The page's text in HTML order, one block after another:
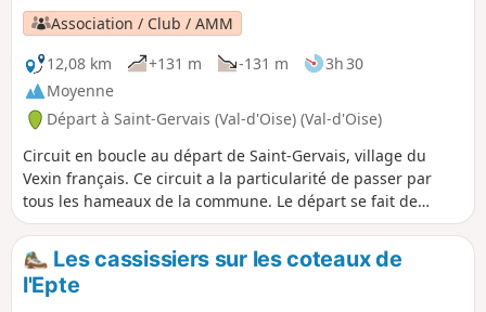
Association / Club / AMM
12,08 km
+131 m -131 m
3h 30
Moyenne
Départ à Saint-Gervais (Val-d'Oise) (Val-d'Oise)
Circuit en boucle au départ de Saint-Gervais, village du
Vexin français. Ce circuit a la particularité de passer par
tous les hameaux de la commune. Le départ se fait de
centre du village, devant la mairie.
Les cassissiers sur les coteaux de
l'Epte